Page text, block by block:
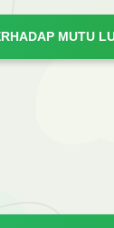
MUTU